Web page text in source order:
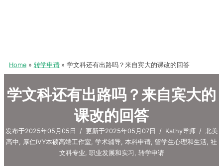
Home 转学申请 学文科还有出路吗？来自宾大的课改的回答
学文科还有出路吗？来自宾大的
课改的回答
发布于2025年05月05日 / 更新于2025年05月07日 / Kathy导师 / 北美
高中, 厚仁IVY本硕高端工作室, 学术辅导, 本科申请, 留学生心理和生活, 社
文科专业, 职业发展和实习 , 转学申请